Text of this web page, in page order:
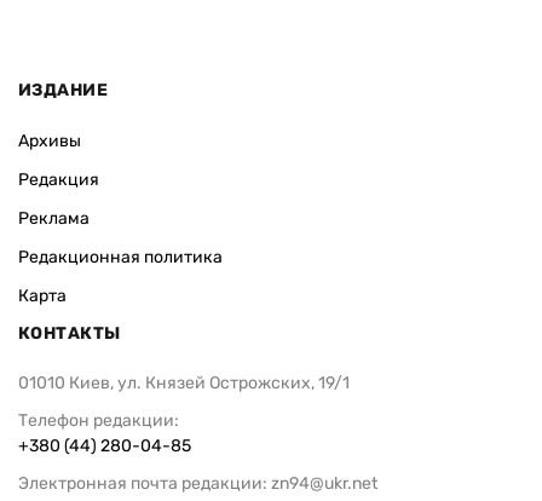
ИЗДАНИЕ
Архивы
Редакция
Реклама
Редакционная политика
Карта
КОНТАКТЫ
01010 Киев, ул. Князей Острожских, 19/1
Телефон редакции:
+380 (44) 280-04-85
Электронная почта редакции: zn94@ukr.net